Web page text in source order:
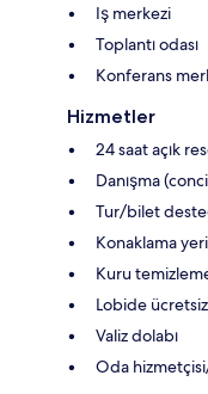
Iş merkezi
Toplantı odası
Konferans
Hizmetler
24 saat açık
Danışma
Tur/bilet
Konaklama
Kuru
Lobide
Valiz dolabı
Oda